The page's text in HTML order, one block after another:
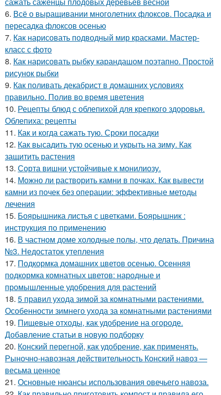
6. Всё о выращивании многолетних флоксов. Посадка и
пересадка флоксов осенью
7. Как нарисовать подводный мир красками. Мастер-
класс с фото
8. Как нарисовать рыбку карандашом поэтапно. Простой
рисунок рыбки
9. Как поливать декабрист в домашних условиях
правильно. Полив во время цветения
10. Рецепты блюд с облепихой для крепкого здоровья.
Облепиха: рецепты
11. Как и когда сажать тую. Сроки посадки
12. Как высадить тую осенью и укрыть на зиму. Как
защитить растения
13. Сорта вишни устойчивые к монилиозу.
14. Можно ли растворить камни в почках. Как вывести
камни из почек без операции: эффективные методы
лечения
15. Боярышника листья с цветками. Боярышник :
инструкция по применению
16. В частном доме холодные полы, что делать. Причина
№3. Недостаток утепления
17. Подкормка домашних цветов осенью. Осенняя
подкормка комнатных цветов: народные и
промышленные удобрения для растений
18. 5 правил ухода зимой за комнатными растениями.
Особенности зимнего ухода за комнатными растениями
19. Пищевые отходы, как удобрение на огороде.
Добавление статьи в новую подборку
20. Конский перегной, как удобрение, как применять.
Рыночно-навозная действительность Конский навоз —
весьма ценное
21. Основные нюансы использования овечьего навоза.